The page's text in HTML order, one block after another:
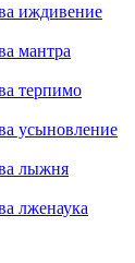
иждивение
мантра
терпимо
усыновление
лыжня
лженаука